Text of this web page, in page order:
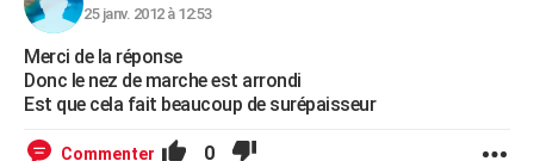
25 janv. 2012 à 12:53
Merci de la réponse
Donc le nez de marche est arrondi
Est que cela fait beaucoup de surépaisseur
Commenter 0